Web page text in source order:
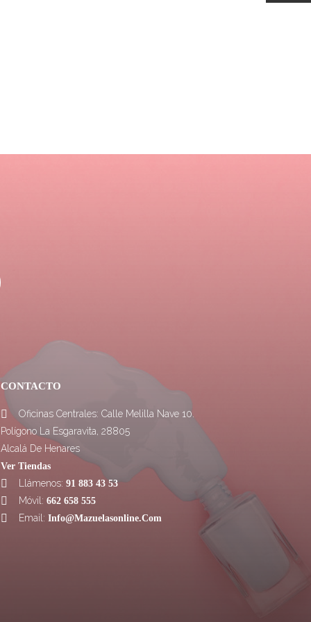
CONTACTO

Oficinas Centrales: Calle Melilla Nave 10.
Polígono La Esgaravita, 28805
Alcalá De Henares
Ver Tiendas
 Llámenos: 91 883 43 53
 Móvil: 662 658 555
 Email: Info@mazuelasonline.com